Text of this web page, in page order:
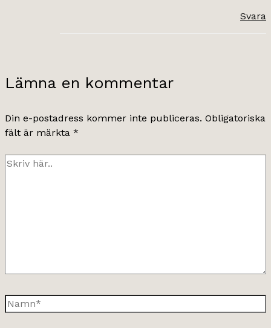
Svara
Lämna en kommentar
Din e-postadress kommer inte publiceras. Obligatoriska
fält är märkta *
Skriv
Namn*